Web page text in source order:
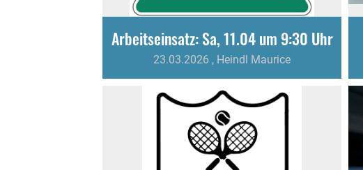
Arbeitseinsatz: Sa, 11.04 um 9:30 Uhr
23.03.2026 , Heindl Maurice